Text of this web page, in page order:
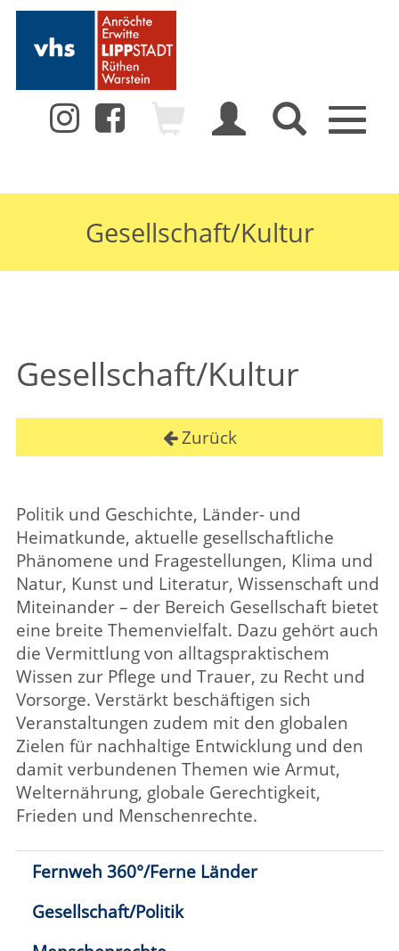
navigation
Gesellschaft/Kultur
Zurück
Politik und Geschichte, Länder- und
Heimatkunde, aktuelle gesellschaftliche
Miteinander – der Bereich Gesellschaft bietet
eine breite Themenvielfalt. Dazu gehört auch
die Vermittlung von alltagspraktischem
Wissen zur Pflege und Trauer, zu Recht und
Vorsorge. Verstärkt beschäftigen sich
Veranstaltungen zudem mit den globalen
Zielen für nachhaltige Entwicklung und den
damit verbundenen Themen wie Armut,
Welternährung, globale Gerechtigkeit,
Frieden und Menschenrechte.
Fernweh 360°/Ferne Länder
Gesellschaft/Politik
Menschenrechte
Heimat/Heimat aktiv erkunden
Geschichte/Archäologie